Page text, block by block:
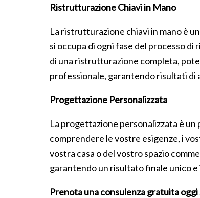
Ristrutturazione Chiavi in Mano
La ristrutturazione chiavi in mano è
si occupa di ogni fase del processo
di una ristrutturazione completa,
professionale, garantendo risultati di
Progettazione Personalizzata
La progettazione personalizzata è
comprendere le vostre esigenze, i
vostra casa o del vostro spazio
garantendo un risultato finale unico e
Prenota una consulenza gratuita oggi